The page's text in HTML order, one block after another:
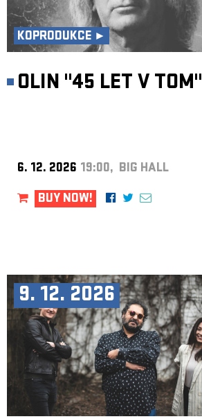
KOPRODUKCE ►
OLIN "45 LET V TOM"
6. 12. 2026 19:00, BIG HALL
BUY NOW!
9. 12. 2026